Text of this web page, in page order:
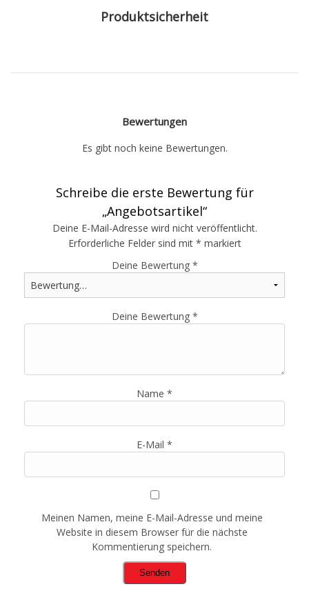
Produktsicherheit
Bewertungen
Es gibt noch keine Bewertungen.
Schreibe die erste Bewertung für
„Angebotsartikel“
Deine E-Mail-Adresse wird nicht veröffentlicht.
Erforderliche Felder sind mit * markiert
Deine Bewertung *
Deine Bewertung *
Name *
E-Mail *
Meinen Namen, meine E-Mail-Adresse und meine
Website in diesem Browser für die nächste
Kommentierung speichern.